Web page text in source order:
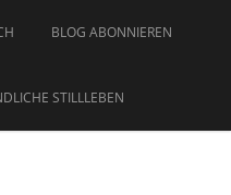
BLOG ABONNIEREN
STILLLEBEN